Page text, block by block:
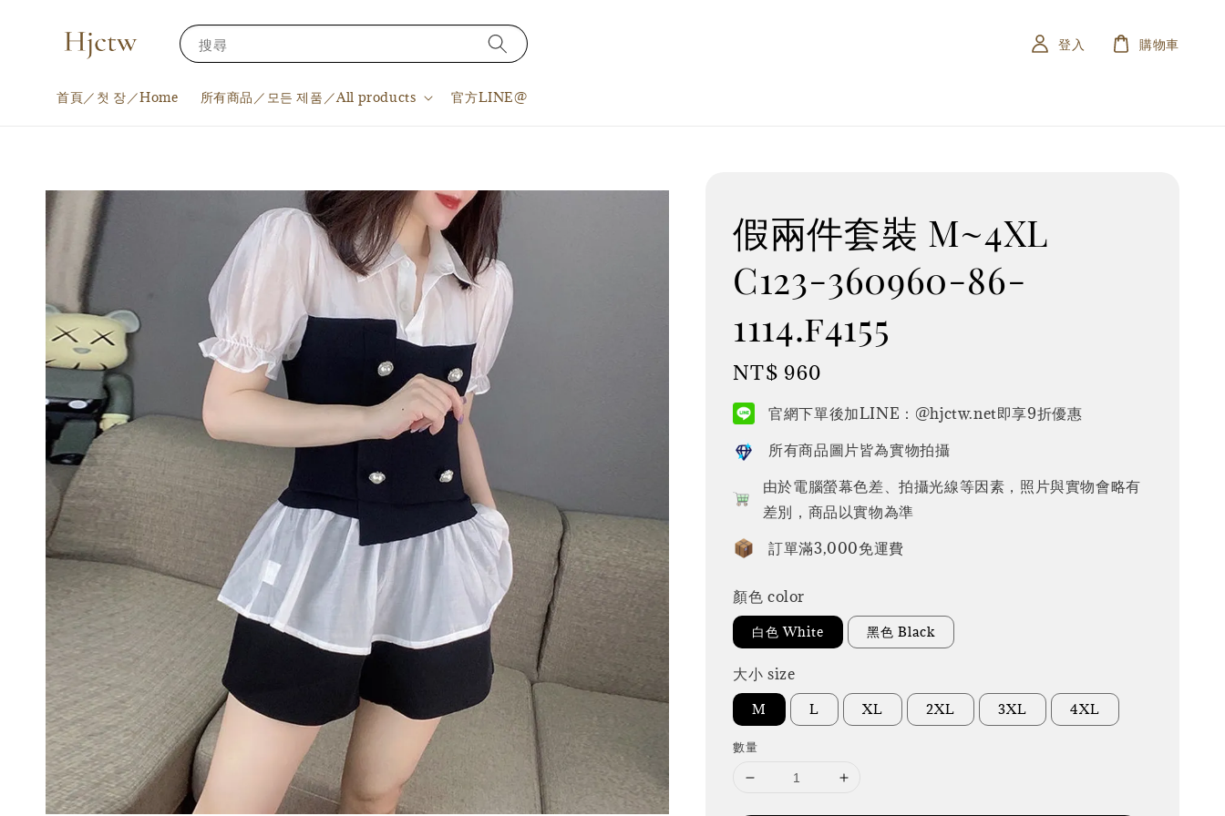
搜尋
首頁／첫 장／Home 所有商品／모든 제품／All products 官方LINE@
登入 購物車
假兩件套裝 M~4XL
C123-360960-86-
1114.f4155
Regular
price
NT$ 960
官網下單後加LINE：@hjctw.net即享9折優惠
所有商品圖片皆為實物拍攝
由於電腦螢幕色差、拍攝光線等因素，照片與實物會略有
差別，商品以實物為準
訂單滿3,000免運費
顏色 color
白色 White 黑色 Black
大小 size
M L XL 2XL 3XL 4XL
數量